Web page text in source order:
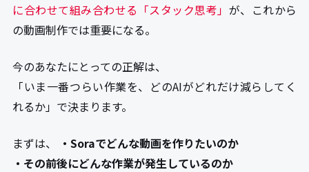
に合わせて組み合わせる「スタック思考」 が、これから
の動画制作では重要になる。
今のあなたにとっての正解は、
「いま一番つらい作業を、どのAIがどれだけ減らしてく
れるか」で決まります。
まずは、
・Soraでどんな動画を作りたいのか
・その前後にどんな作業が発生しているのか